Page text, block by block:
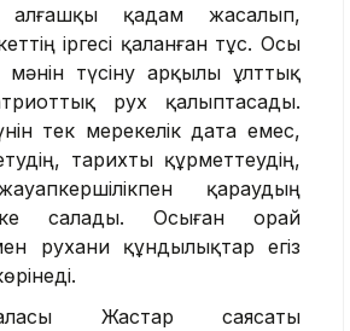
алғашқы қадам жасалып,
іргесі қаланған тұс. Осы
мәнін түсіну арқылы ұлттық
рух қалыптасады.
тек мерекелік дата емес,
тарихты құрметтеудің,
қараудың
салады. Осыған орай
рухани құндылықтар егіз
Жастар саясаты